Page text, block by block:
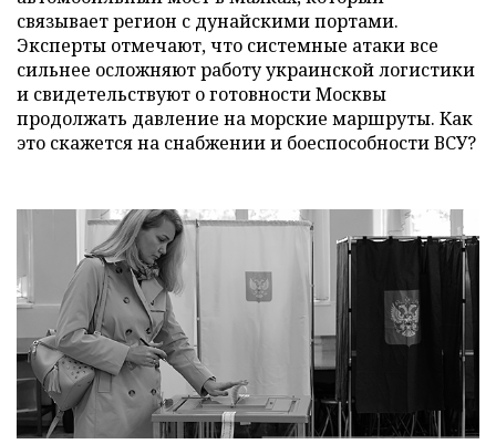
связывает регион с дунайскими портами.
Эксперты отмечают, что системные атаки все
сильнее осложняют работу украинской логистики
и свидетельствуют о готовности Москвы
продолжать давление на морские маршруты. Как
это скажется на снабжении и боеспособности ВСУ?